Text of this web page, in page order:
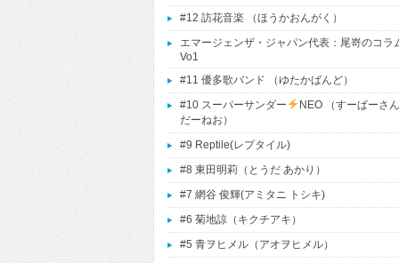
#12 訪花音楽 （ほうかおんがく）
エマージェンザ・ジャパン代表：尾嵜のコラ
Vo1
#11 優多歌バンド （ゆたかばんど）
#10 スーパーサンダー
NEO （すーぱーさん
だーねお）
#9 Reptile(レプタイル)
#8 東田明莉（とうだ あかり）
#7 網谷 俊輝(アミタニ トシキ)
#6 菊地諒（キクチアキ）
#5 青ヲヒメル（アオヲヒメル）